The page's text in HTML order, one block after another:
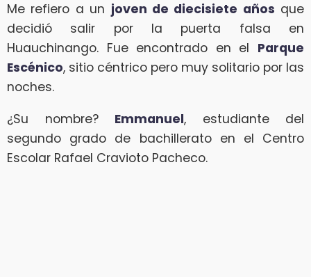
Me refiero a un joven de diecisiete años que
decidió salir por la puerta falsa en
Huauchinango. Fue encontrado en el Parque
Escénico, sitio céntrico pero muy solitario por las
noches.
¿Su nombre? Emmanuel, estudiante del
segundo grado de bachillerato en el Centro
Escolar Rafael Cravioto Pacheco.